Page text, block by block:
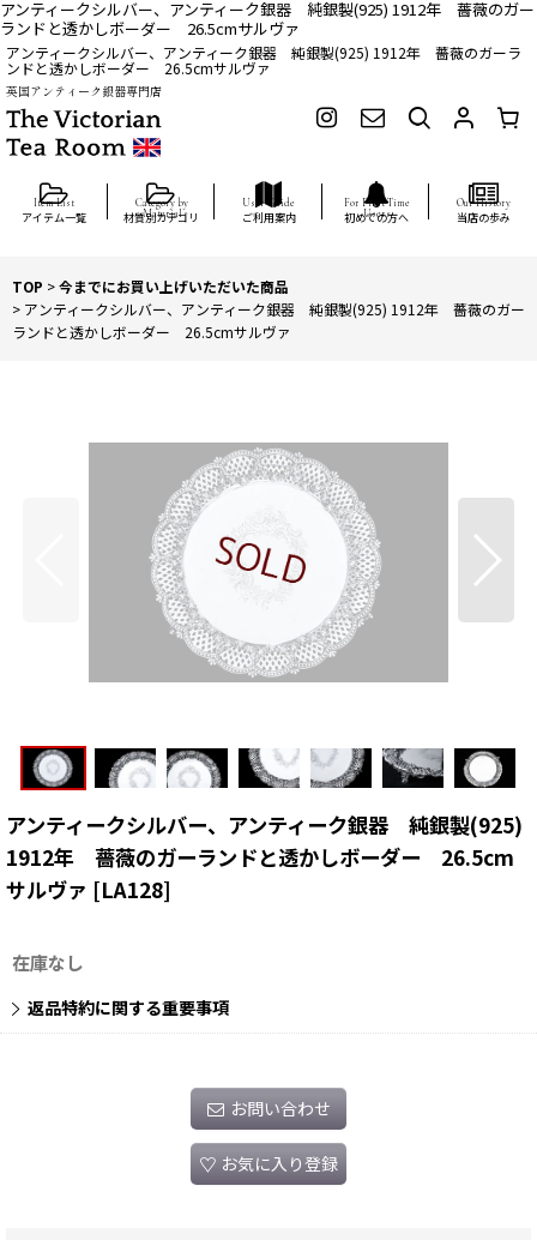
アンティークシルバー、アンティーク銀器 純銀製(925) 1912年 薔薇のガー
ランドと透かしボーダー 26.5cmサルヴァ
アンティークシルバー、アンティーク銀器 純銀製(925) 1912年 薔薇のガーラ
ンドと透かしボーダー 26.5cmサルヴァ
英国アンティーク銀器専門店
アイテム一覧 材質別カテゴリ ご利用案内 初めての方へ 当店の歩み
TOP >今までにお買い上げいただいた商品
> アンティークシルバー、アンティーク銀器 純銀製(925) 1912年 薔薇のガー
ランドと透かしボーダー 26.5cmサルヴァ
アンティークシルバー、アンティーク銀器 純銀製(925)
1912年 薔薇のガーランドと透かしボーダー 26.5cm
サルヴァ [LA128]
在庫なし
返品特約に関する重要事項
お問い合わせ
お気に入り登録